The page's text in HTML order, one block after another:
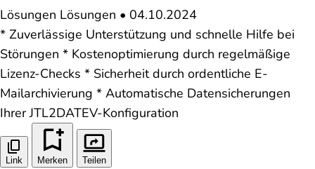
Lösungen Lösungen • 04.10.2024
* Zuverlässige Unterstützung und schnelle Hilfe bei
Störungen * Kostenoptimierung durch regelmäßige
Lizenz-Checks * Sicherheit durch ordentliche E-
Mailarchivierung * Automatische Datensicherungen
Ihrer JTL2DATEV-Konfiguration
Link Merken Teilen